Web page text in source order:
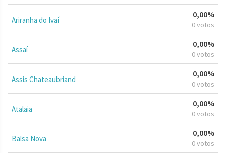
Ariranha do Ivaí
0,00%
0 votos
Assaí
0,00%
0 votos
Assis Chateaubriand
0,00%
0 votos
Atalaia
0,00%
0 votos
Balsa Nova
0,00%
0 votos